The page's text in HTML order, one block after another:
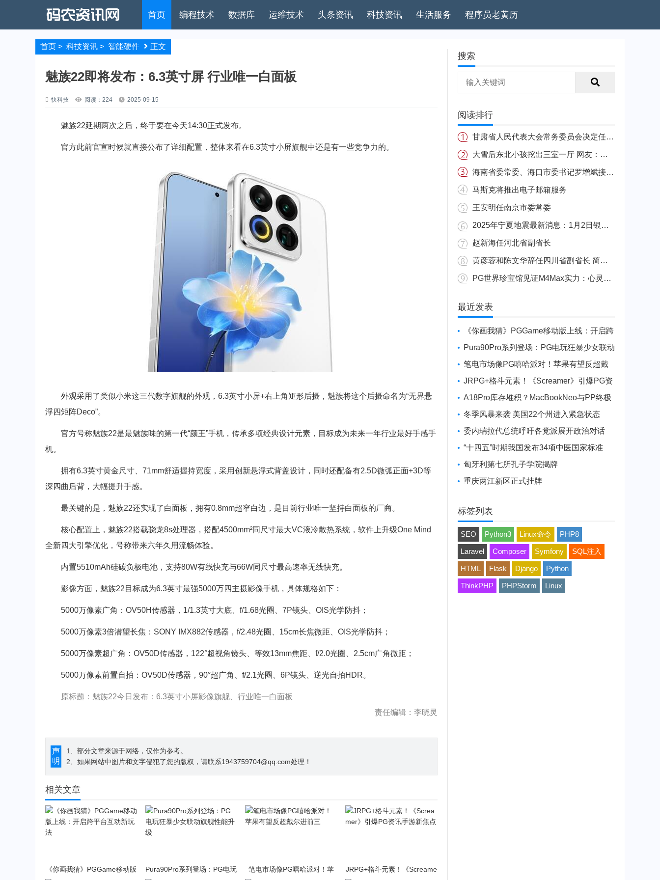
首页 编程技术 数据库 运维技术 头条资讯 科技资讯 生活服务 程序员老黄历
首页 > 科技资讯 > 智能硬件 正文
魅族22即将发布：6.3英寸屏 行业唯一白面板
快科技 阅读：224 2025-09-15
魅族22延期两次之后，终于要在今天14:30正式发布。
官方此前官宣时候就直接公布了详细配置，整体来看在6.3英寸小屏旗舰中还是有一些竞争力的。
外观采用了类似小米这三代数字旗舰的外观，6.3英寸小屏+右上角矩形后摄，魅族将这个后摄命名为“无界悬
浮四矩阵Deco”。
官方号称魅族22是最魅族味的第一代“颜王”手机，传承多项经典设计元素，目标成为未来一年行业最好手感手
机。
拥有6.3英寸黄金尺寸、71mm舒适握持宽度，采用创新悬浮式背盖设计，同时还配备有2.5D微弧正面+3D等
深四曲后背，大幅提升手感。
最关键的是，魅族22还实现了白面板，拥有0.8mm超窄白边，是目前行业唯一坚持白面板的厂商。
核心配置上，魅族22搭载骁龙8s处理器，搭配4500mm²同尺寸最大VC液冷散热系统，软件上升级One Mind
全新四大引擎优化，号称带来六年久用流畅体验。
内置5510mAh硅碳负极电池，支持80W有线快充与66W同尺寸最高速率无线快充。
影像方面，魅族22目标成为6.3英寸最强5000万四主摄影像手机，具体规格如下：
5000万像素广角：OV50H传感器，1/1.3英寸大底、f/1.68光圈、7P镜头、OIS光学防抖；
5000万像素3倍潜望长焦：SONY IMX882传感器，f/2.48光圈、15cm长焦微距、OIS光学防抖；
5000万像素超广角：OV50D传感器，122°超视角镜头、等效13mm焦距、f/2.0光圈、2.5cm广角微距；
5000万像素前置自拍：OV50D传感器，90°超广角、f/2.1光圈、6P镜头、逆光自拍HDR。
原标题：魅族22今日发布：6.3英寸小屏影像旗舰、行业唯一白面板
责任编辑：李晓灵
声
明
1、部分文章来源于网络，仅作为参考。
2、如果网站中图片和文字侵犯了您的版权，请联系1943759704@qq.com处理！
相关文章
《你画我猜》PGGame移动版
Pura90Pro系列登场：PG电玩
笔电市场像PG嘻哈派对！苹
JRPG+格斗元素！《Screame
搜索
阅读排行
甘肃省人民代表大会常务委员会决定任免名单
大雪后东北小孩挖出三室一厅 网友：南方的娃很羡慕
海南省委常委、海口市委书记罗增斌接受中央纪委国家监委纪律审查和监察调查
马斯克将推出电子邮箱服务
王安明任南京市委常委
2025年宁夏地震最新消息：1月2日银川发生4.8级地震
赵新海任河北省副省长
黄彦蓉和陈文华辞任四川省副省长 简历资料照片
PG世界珍宝馆见证M4Max实力：心灵杀手2竟轻松跑出80FPS！
最近发表
《你画我猜》PGGame移动版上线：开启跨
平台互动新玩法
Pura90Pro系列登场：PG电玩狂暴少女联动
旗舰性能升级
笔电市场像PG嘻哈派对！苹果有望反超戴
尔进前三
JRPG+格斗元素！《Screamer》引爆PG资
讯手游新焦点
A18Pro库存堆积？MacBookNeo与PP终极
火焰狂潮意外同框
冬季风暴来袭 美国22个州进入紧急状态
委内瑞拉代总统呼吁各党派展开政治对话
“十四五”时期我国发布34项中医国家标准
匈牙利第七所孔子学院揭牌
重庆两江新区正式挂牌
标签列表
SEO Python3 Linux命令 PHP8
Laravel Composer Symfony SQL注入
HTML Flask Django Python
ThinkPHP PHPStorm Linux